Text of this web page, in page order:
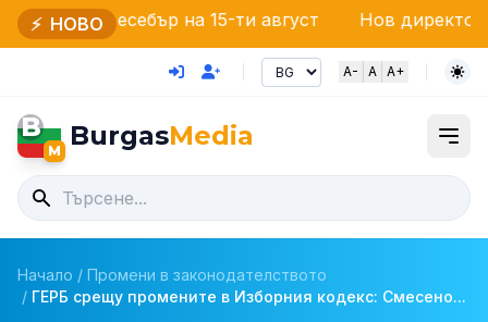
⚡ НОВО
на 15-ти август Нов директор на ОДМВР –
A- A A+
B
M BurgasMedia
Начало / Промени в законодателството
/ ГЕРБ срещу промените в Изборния кодекс: Смесено...